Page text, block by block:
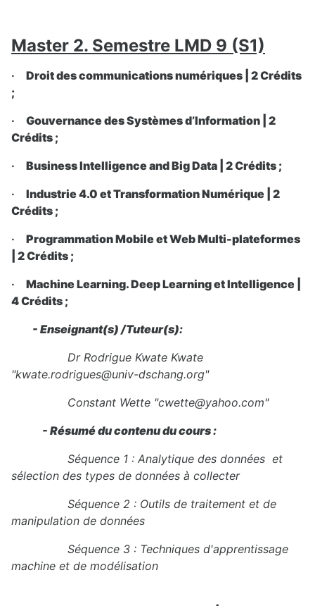
Master 2. Semestre LMD 9 (S1)
· Droit des communications numériques | 2 Crédits
;
· Gouvernance des Systèmes d’Information | 2
Crédits ;
· Business Intelligence and Big Data | 2 Crédits ;
· Industrie 4.0 et Transformation Numérique | 2
Crédits ;
· Programmation Mobile et Web Multi-plateformes
| 2 Crédits ;
· Machine Learning. Deep Learning et Intelligence |
4 Crédits ;
- Enseignant(s) /Tuteur(s):
Dr Rodrigue Kwate Kwate
"kwate.rodrigues@univ-dschang.org"
Constant Wette "cwette@yahoo.com"
- Résumé du contenu du cours :
Séquence 1 : Analytique des données et
sélection des types de données à collecter
Séquence 2 : Outils de traitement et de
manipulation de données
Séquence 3 : Techniques d'apprentissage
machine et de modélisation